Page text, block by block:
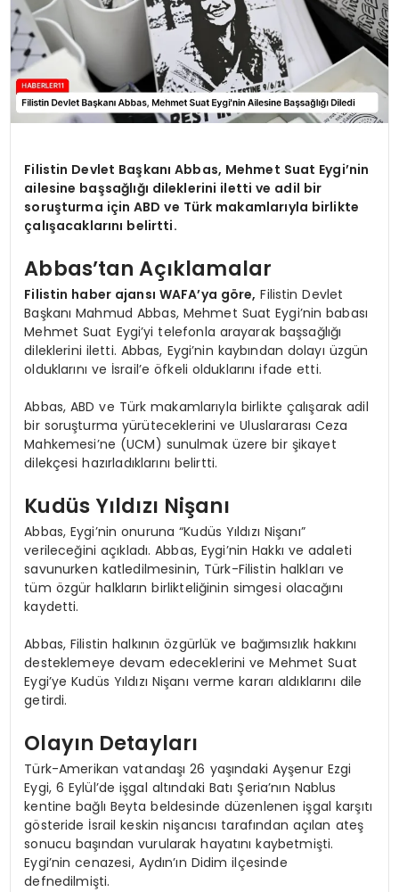
Filistin Devlet Başkanı Abbas, Mehmet Suat Eygi’nin
ailesine başsağlığı dileklerini iletti ve adil bir
soruşturma için ABD ve Türk makamlarıyla birlikte
çalışacaklarını belirtti.
Abbas’tan Açıklamalar
Filistin haber ajansı WAFA’ya göre, Filistin Devlet
Başkanı Mahmud Abbas, Mehmet Suat Eygi’nin babası
Mehmet Suat Eygi’yi telefonla arayarak başsağlığı
dileklerini iletti. Abbas, Eygi’nin kaybından dolayı üzgün
olduklarını ve İsrail’e öfkeli olduklarını ifade etti.
Abbas, ABD ve Türk makamlarıyla birlikte çalışarak adil
bir soruşturma yürüteceklerini ve Uluslararası Ceza
Mahkemesi’ne (UCM) sunulmak üzere bir şikayet
dilekçesi hazırladıklarını belirtti.
Kudüs Yıldızı Nişanı
Abbas, Eygi’nin onuruna “Kudüs Yıldızı Nişanı”
verileceğini açıkladı. Abbas, Eygi’nin Hakkı ve adaleti
savunurken katledilmesinin, Türk-Filistin halkları ve
tüm özgür halkların birlikteliğinin simgesi olacağını
kaydetti.
Abbas, Filistin halkının özgürlük ve bağımsızlık hakkını
desteklemeye devam edeceklerini ve Mehmet Suat
Eygi’ye Kudüs Yıldızı Nişanı verme kararı aldıklarını dile
getirdi.
Olayın Detayları
Türk-Amerikan vatandaşı 26 yaşındaki Ayşenur Ezgi
Eygi, 6 Eylül’de işgal altındaki Batı Şeria’nın Nablus
kentine bağlı Beyta beldesinde düzenlenen işgal karşıtı
gösteride İsrail keskin nişancısı tarafından açılan ateş
sonucu başından vurularak hayatını kaybetmişti.
Eygi’nin cenazesi, Aydın’ın Didim ilçesinde
defnedilmişti.